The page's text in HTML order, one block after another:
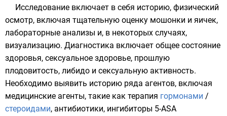
Исследование включает в себя историю, физический
осмотр, включая тщательную оценку мошонки и яичек,
лабораторные анализы и, в некоторых случаях,
визуализацию. Диагностика включает общее состояние
здоровья, сексуальное здоровье, прошлую
плодовитость, либидо и сексуальную активность.
Необходимо выявить историю ряда агентов, включая
медицинские агенты, такие как терапия гормонами /
стероидами, антибиотики, ингибиторы 5-ASA